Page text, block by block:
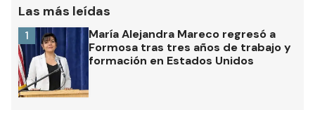
Las más leídas
María Alejandra Mareco regresó a
Formosa tras tres años de trabajo y
formación en Estados Unidos
1